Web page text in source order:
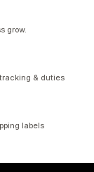
grow.
& duties
labels